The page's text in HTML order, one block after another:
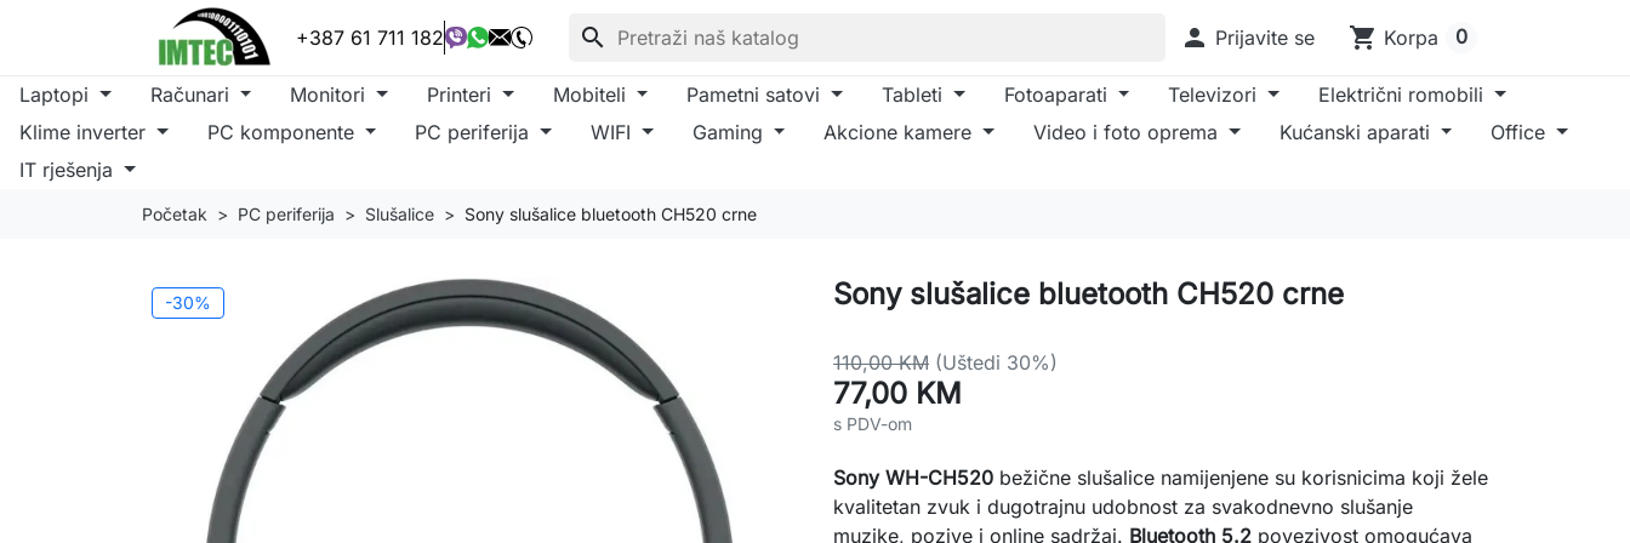
+387 61 711 182 search  Prijavite se shopping_cart Korpa 0
Laptopi Računari Monitori Printeri Mobiteli Pametni satovi Tableti Fotoaparati Televizori
Električni romobili
Klime inverter
PC komponente PC periferija WIFI Gaming Akcione kamere Video i foto oprema Kućanski aparati
Office
IT rješenja
Početak PC periferija Slušalice Sony slušalice bluetooth CH520 crne
-30% Sony slušalice bluetooth CH520 crne
110,00 KM (Uštedi 30%)
77,00 KM
s PDV-om
Sony WH-CH520 bežične slušalice namijenjene su korisnicima koji žele
kvalitetan zvuk i dugotrajnu udobnost za svakodnevno slušanje
muzike, pozive i online sadržaj. Bluetooth 5.2 povezivost omogućava